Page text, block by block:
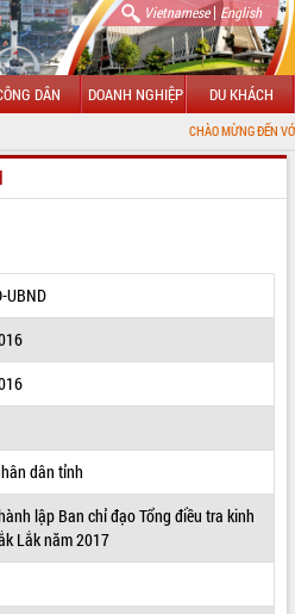
Vietnamese| English
DÂN DOANH NGHIỆP DU KHÁCH
CHÀO MỪNG ĐẾN VỚI CỔNG
UBND
dân tỉnh
lập Ban chỉ đạo Tổng điều tra kinh
Lắk năm 2017